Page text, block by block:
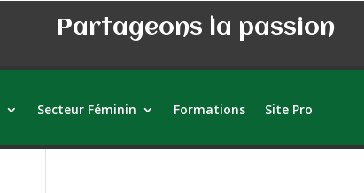
Partageons la passion
Secteur Féminin Formations Site Pro